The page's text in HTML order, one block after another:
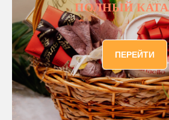
ПОЛНЫЙ
ПЕРЕЙТИ